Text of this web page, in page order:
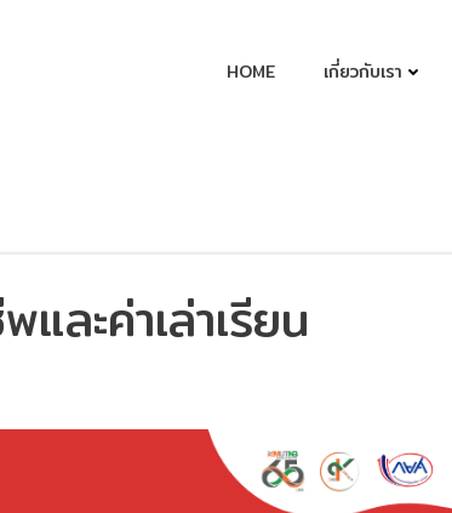
HOME เกี่ยวกับเรา
ละค่าเล่าเรียน